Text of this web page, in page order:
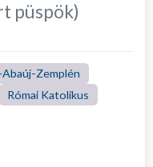
püspök)
Zemplén
Római Katolikus